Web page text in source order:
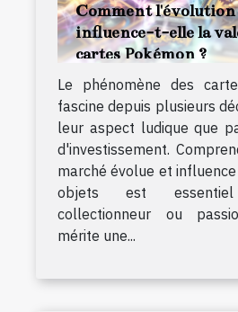
Comment l'évolution
influence-t-elle la
cartes Pokémon ?
Le phénomène des
fascine depuis plusieurs
leur aspect ludique que
d'investissement.
marché évolue et
objets est
collectionneur ou
mérite une...